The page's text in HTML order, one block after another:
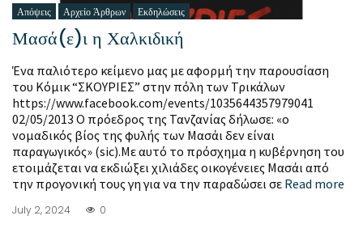
Απόψεις Αρχείο Άρθρων Εκδηλώσεις
Μασά(ε)ι η Χαλκιδική
Ένα παλιότερο κείμενο μας με αφορμή την παρουσίαση
του Κόμικ “ΣΚΟΥΡΙΕΣ” στην πόλη των Τρικάλων
https://www.facebook.com/events/1035644357979041
02/05/2013 Ο πρόεδρος της Τανζανίας δήλωσε: «ο
νομαδικός βίος της φυλής των Μασάι δεν είναι
παραγωγικός» (sic).Με αυτό το πρόσχημα η κυβέρνηση του
ετοιμάζεται να εκδιώξει χιλιάδες οικογένειες Μασάι από
την προγονική τους γη για να την παραδώσει σε Read more
July 2, 2024 0